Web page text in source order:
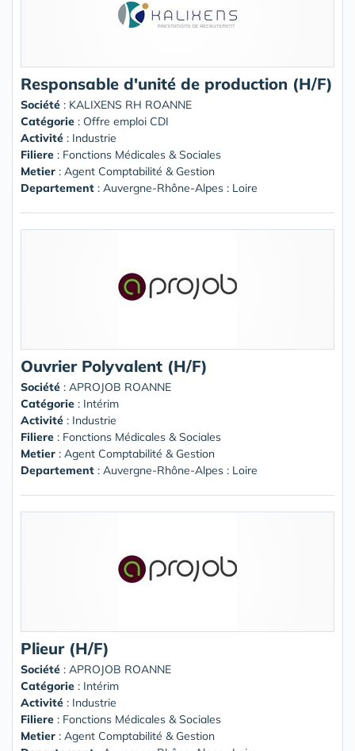
Responsable d'unité de production (H/F)
Société : KALIXENS RH ROANNE
Catégorie : Offre emploi CDI
Activité : Industrie
Filiere : Fonctions Médicales & Sociales
Metier : Agent Comptabilité & Gestion
Departement : Auvergne-Rhône-Alpes : Loire
Ouvrier Polyvalent (H/F)
Société : APROJOB ROANNE
Catégorie : Intérim
Activité : Industrie
Filiere : Fonctions Médicales & Sociales
Metier : Agent Comptabilité & Gestion
Departement : Auvergne-Rhône-Alpes : Loire
Plieur (H/F)
Société : APROJOB ROANNE
Catégorie : Intérim
Activité : Industrie
Filiere : Fonctions Médicales & Sociales
Metier : Agent Comptabilité & Gestion